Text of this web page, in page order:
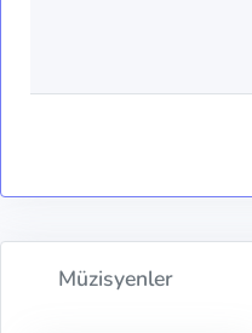
Müzisyenler